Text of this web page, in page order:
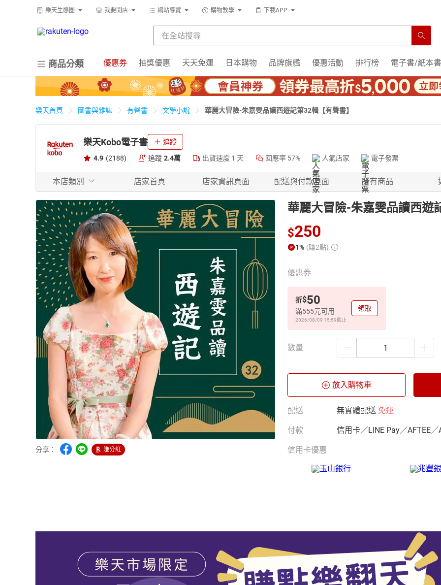
樂天生態圈 我要開店 網站導覽 購物教學 下載APP
商品分類 優惠券 抽獎優惠 天天免運 日本購物 品牌旗艦 優惠活動 排行榜 電子書/紙本書
樂天首頁 圖書與雜誌 有聲書 文學小說 華麗大冒險-朱嘉雯品讀西遊記第32輯【有聲書】
樂天Kobo電子書 追蹤
4.9 (2188) 追蹤 2.4萬 出貨速度 1 天 回應率 57% 人氣店家 電子發票
本店類別 店家首頁 店家資訊頁面 配送與付款頁面 所有商品
分享： 賺分紅
華麗大冒險-朱嘉雯品讀西遊
$250
1% (賺2點)
優惠券
折$50
滿555元可用
2026/08/09 15:59截止
領取
數量
放入購物車
配送 無實體配送 免運
付款 信用卡／LINE Pay／AFTEE／
信用卡優惠